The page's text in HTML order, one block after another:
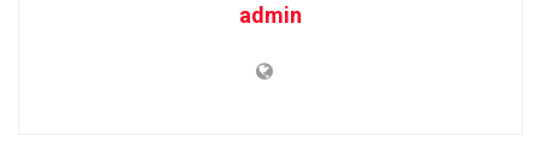
admin